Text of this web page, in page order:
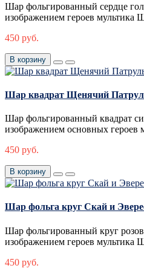
Шар фольгированный сердце
изображением героев мультика
450 руб.
В корзину
Шар квадрат Щенячий
Шар фольгированный квадрат
изображением основных героев
450 руб.
В корзину
Шар фольга круг Скай и
Шар фольгированный круг
изображением героев мультика
450 руб.